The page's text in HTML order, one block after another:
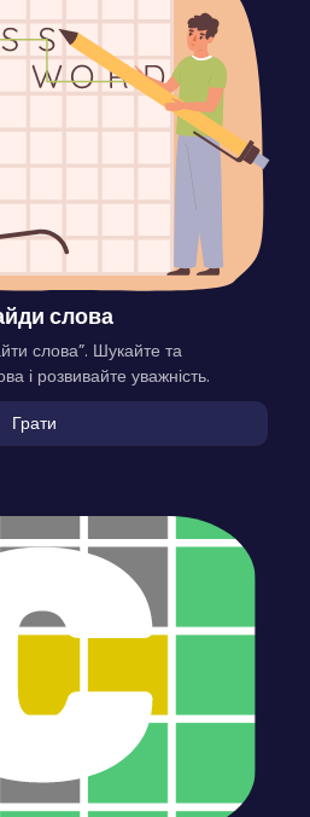
слова
слова”. Шукайте та
і розвивайте уважність.
Грати